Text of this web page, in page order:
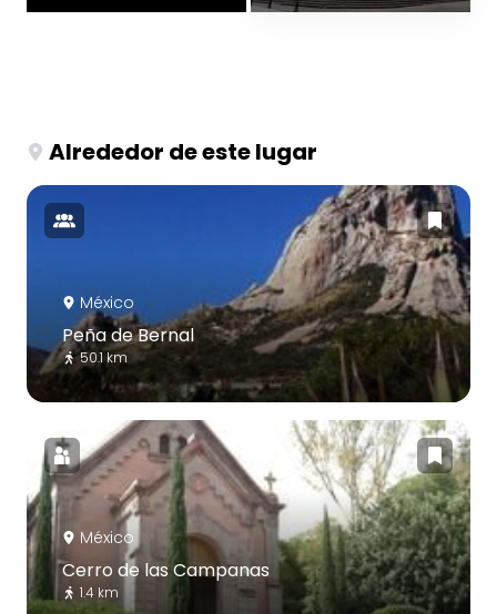
Alrededor de este lugar
México
Peña de Bernal
50.1 km
México
Cerro de las Campanas
1.4 km